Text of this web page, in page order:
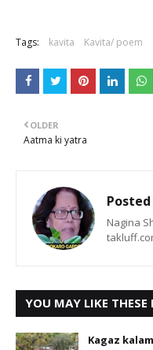
Tags: kavita Kavita/ poem
OLDER
Aatma ki yatra
Nagina
YOU MAY LIKE THESE
Kagaz